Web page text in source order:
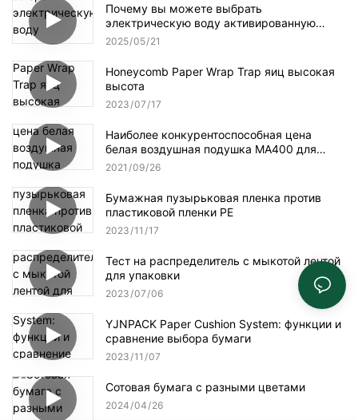
Почему вы можете выбрать
электрическую воду активированную
ленточную дозатор?
2025 05 21
Honeycomb Paper Wrap Trap яиц высокая
высота
2023 07 17
Наиболее конкурентоспособная цена
белая воздушная подушка MA400 для
упаковки
2021 09 26
Бумажная пузырьковая пленка против
пластиковой пленки PE
2023 11 17
Тест на распределитель с мыкотой лентой
для упаковки
2023 07 06
YJNPACK Paper Cushion System: функции и
сравнение выбора бумаги
2023 11 07
Сотовая бумага с разными цветами
2024 04 26